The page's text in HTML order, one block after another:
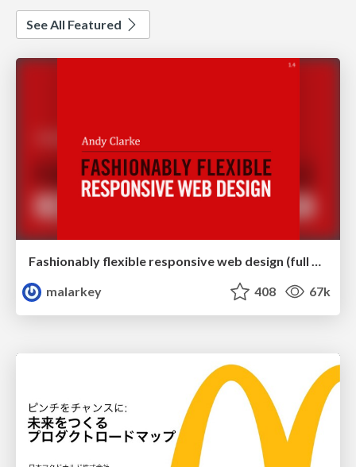
See All Featured
Fashionably flexible responsive web design (full day workshop)
malarkey
408 67k